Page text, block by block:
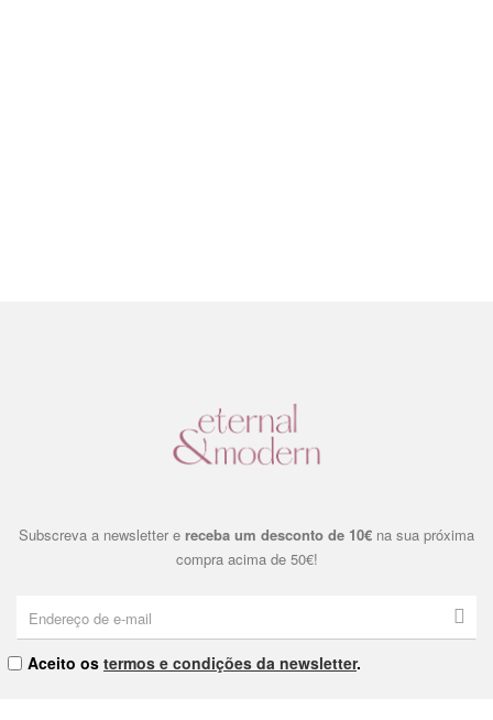
Subscreva a newsletter e receba um desconto de 10€ na sua próxima
compra acima de 50€!
Aceito os termos e condições da newsletter.